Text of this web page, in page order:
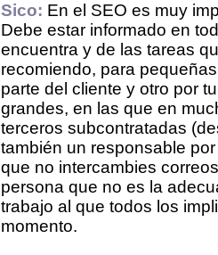
Sico: En el SEO es muy
Debe estar informado en
encuentra y de las tareas
recomiendo, para
parte del cliente y otro por
grandes, en las que en
terceros subcontratadas
también un responsable
que no intercambies
persona que no es la
trabajo al que todos los
momento.